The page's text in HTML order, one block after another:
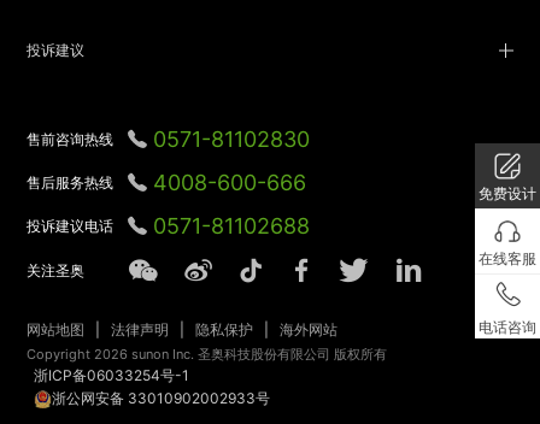
免费设计
在线客服
电话咨询
投诉建议
售前咨询热线 0571-81102830
售后服务热线 4008-600-666
投诉建议电话 0571-81102688
关注圣奥
网站地图 法律声明 隐私保护 海外网站
Copyright 2026 sunon Inc. 圣奥科技股份有限公司 版权所有
浙ICP备06033254号-1
浙公网安备 33010902002933号